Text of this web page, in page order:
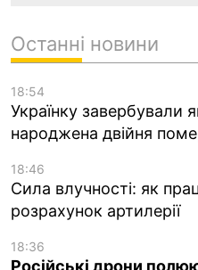
Останні новини
18:54
Українку завербували
народжена двійня
18:46
Сила влучності: як
розрахунок артилерії
18:36
Російські дрони